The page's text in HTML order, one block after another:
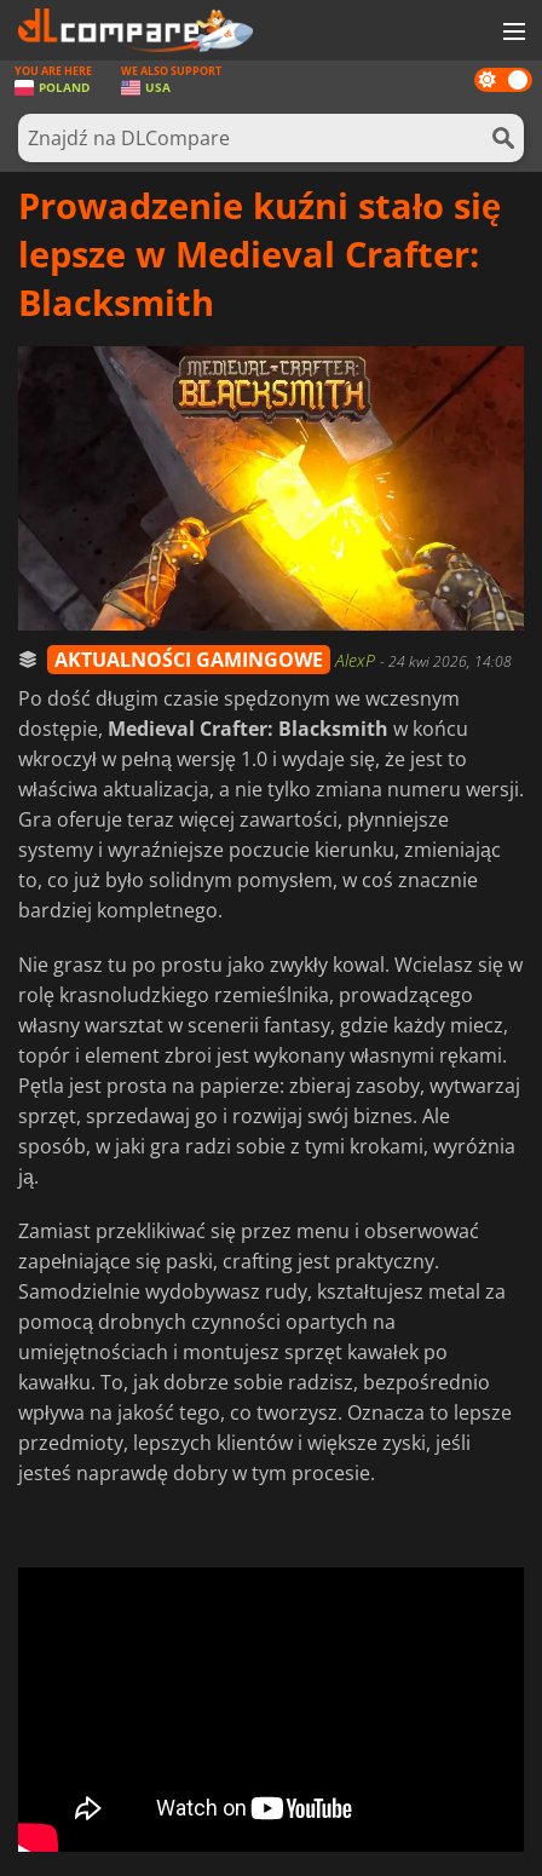
GRY
KARTY DO GIER
OPROGRAMOWANIE
SPRZĘT KOMPUTEROWY
ZALOGUJ SIĘ LUB ZAREJESTRUJ
Dark
mode
YOU ARE HERE
POLAND
WE ALSO SUPPORT
USA
Prowadzenie kuźni stało się
lepsze w Medieval Crafter:
Blacksmith
AKTUALNOŚCI GAMINGOWE AlexP -24 kwi 2026, 14:08
Po dość długim czasie spędzonym we wczesnym
dostępie, Medieval Crafter: Blacksmith w końcu
wkroczył w pełną wersję 1.0 i wydaje się, że jest to
właściwa aktualizacja, a nie tylko zmiana numeru wersji.
Gra oferuje teraz więcej zawartości, płynniejsze
systemy i wyraźniejsze poczucie kierunku, zmieniając
to, co już było solidnym pomysłem, w coś znacznie
bardziej kompletnego.
Nie grasz tu po prostu jako zwykły kowal. Wcielasz się w
rolę krasnoludzkiego rzemieślnika, prowadzącego
własny warsztat w scenerii fantasy, gdzie każdy miecz,
topór i element zbroi jest wykonany własnymi rękami.
Pętla jest prosta na papierze: zbieraj zasoby, wytwarzaj
sprzęt, sprzedawaj go i rozwijaj swój biznes. Ale
sposób, w jaki gra radzi sobie z tymi krokami, wyróżnia
ją.
Zamiast przeklikiwać się przez menu i obserwować
zapełniające się paski, crafting jest praktyczny.
Samodzielnie wydobywasz rudy, kształtujesz metal za
pomocą drobnych czynności opartych na
umiejętnościach i montujesz sprzęt kawałek po
kawałku. To, jak dobrze sobie radzisz, bezpośrednio
wpływa na jakość tego, co tworzysz. Oznacza to lepsze
przedmioty, lepszych klientów i większe zyski, jeśli
jesteś naprawdę dobry w tym procesie.